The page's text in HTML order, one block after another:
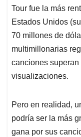
p
k
n
Tour fue la más
Estados Unidos
70 millones de
multimillonarias
canciones
visualizaciones.
Pero en realidad,
podría ser la más
gana por sus